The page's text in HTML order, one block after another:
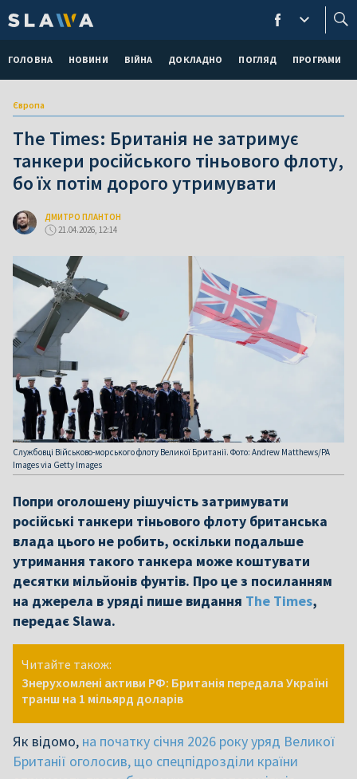
ГОЛОВНА НОВИНИ ВІЙНА ДОКЛАДНО ПОГЛЯД ПРОГРАМИ
Європа
The Times: Британія не затримує
танкери російського тіньового флоту,
бо їх потім дорого утримувати
ДМИТРО ПЛАНТОН
21.04.2026, 12:14
Службовці Військово-морського флоту Великої Британії. Фото: Andrew Matthews/PA
Images via Getty Images
Попри оголошену рішучість затримувати
російські танкери тіньового флоту британська
влада цього не робить, оскільки подальше
утримання такого танкера може коштувати
десятки мільйонів фунтів. Про це з посиланням
на джерела в уряді пише видання The Times,
передає Slawa.
Читайте також:
Знерухомлені активи РФ: Британія передала Україні
транш на 1 мільярд доларів
Як відомо, на початку січня 2026 року уряд Великої
Британії оголосив, що спецпідрозділи країни